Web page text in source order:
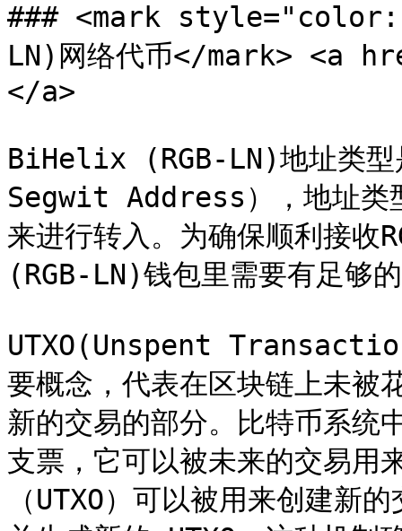
### <mark
LN)网络代币</mark> <a
</a>
BiHelix (RGB-LN)地址类型
Segwit Address），地址类
来进行转入。为确保顺利接
(RGB-LN)钱包里需要有足够的
UTXO(Unspent
要概念，代表在区块链上未被
新的交易的部分。比特币系统
支票，它可以被未来的交易用
（UTXO）可以被用来创建新